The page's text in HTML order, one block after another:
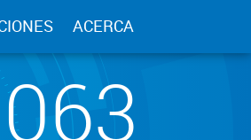
ACERCA
063